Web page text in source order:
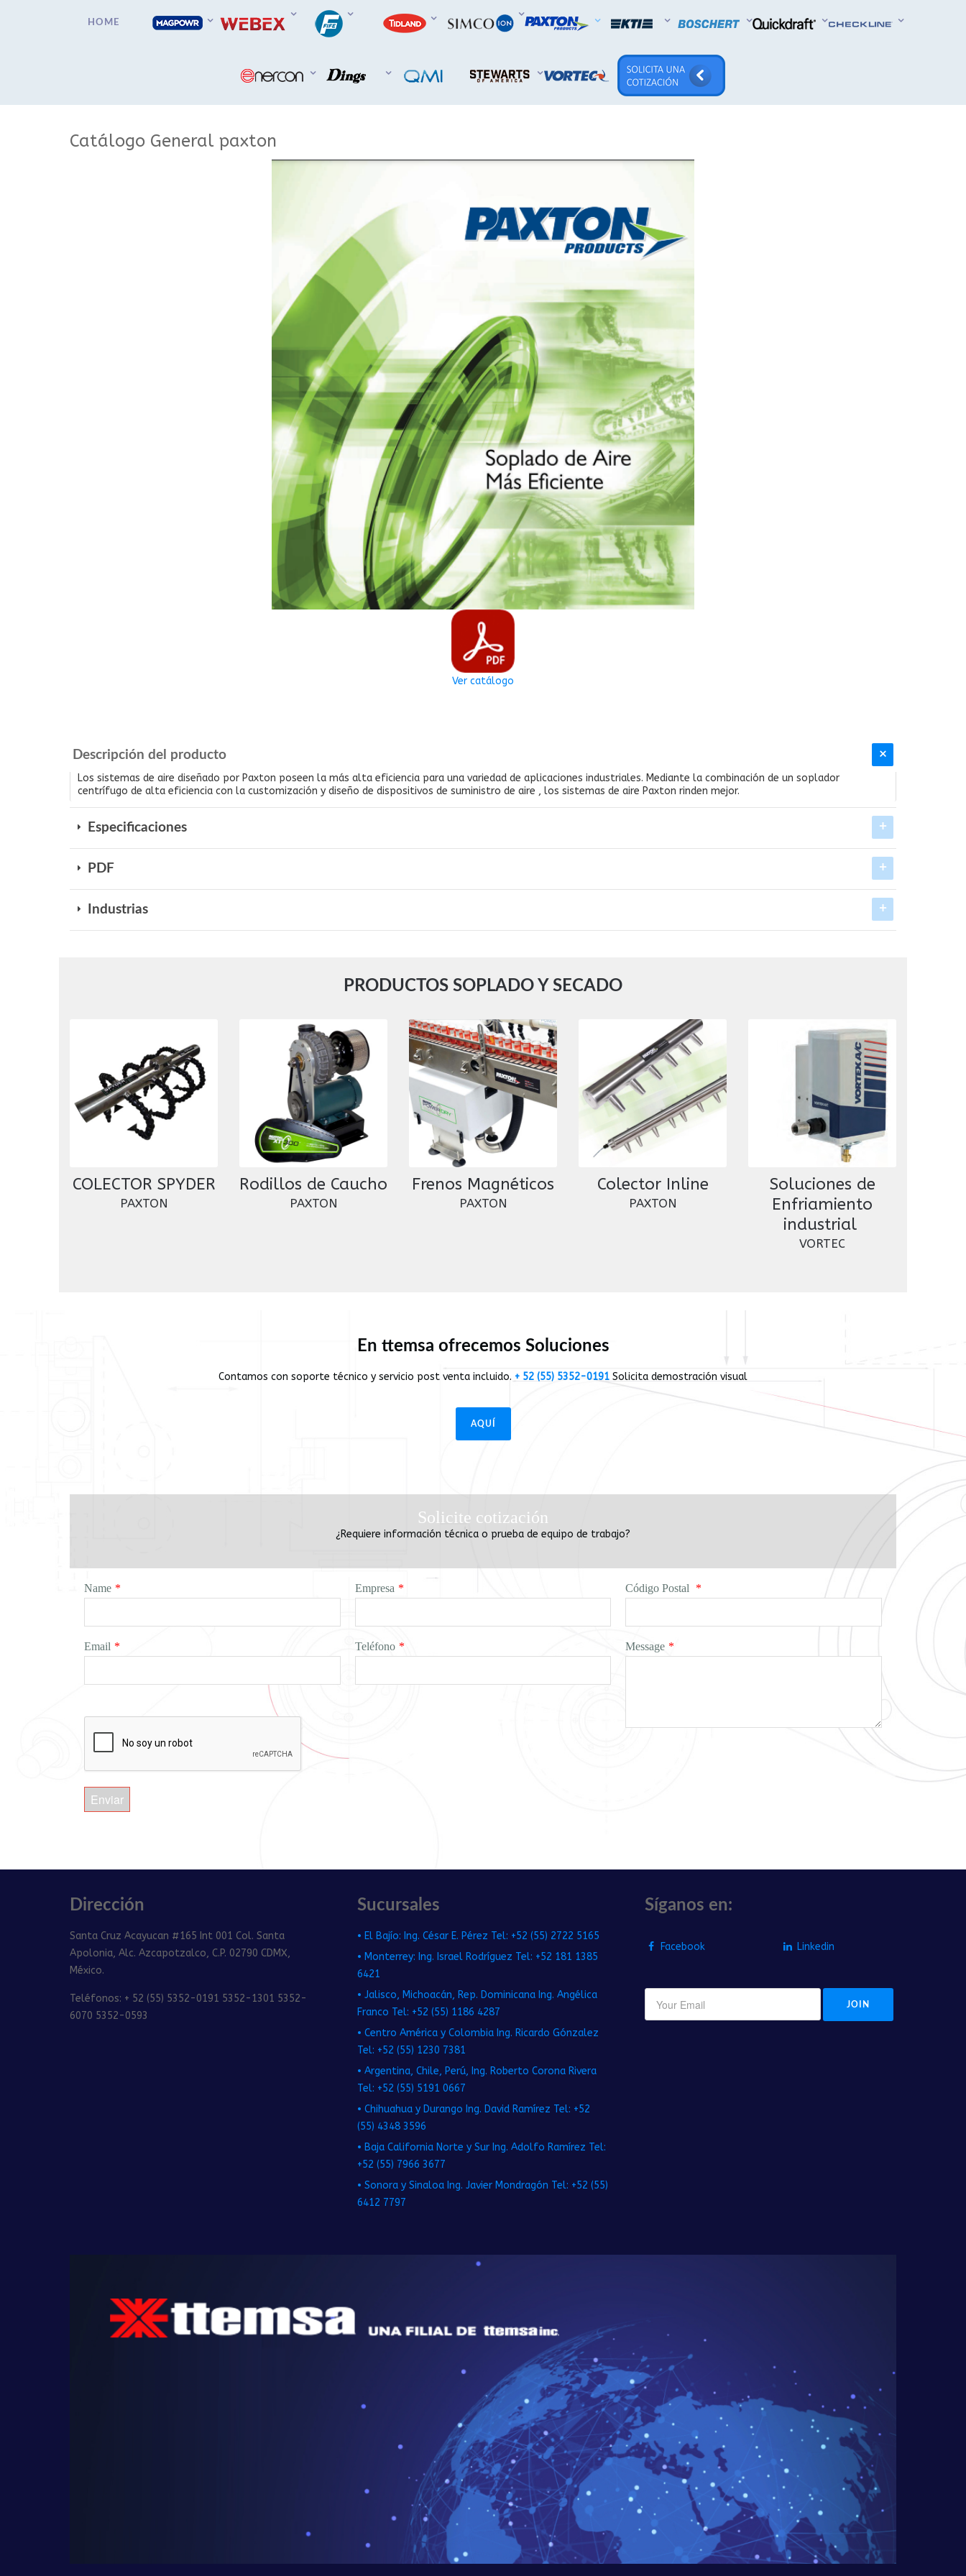
HOME
Catálogo General paxton
Ver catálogo
Descripción del producto
Los sistemas de aire diseñado por Paxton poseen la más alta eficiencia para una variedad de aplicaciones industriales. Mediante la combinación de un soplador
centrífugo de alta eficiencia con la customización y diseño de dispositivos de suministro de aire , los sistemas de aire Paxton rinden mejor.
Especificaciones
PDF
Industrias
PRODUCTOS SOPLADO Y SECADO
COLECTOR SPYDER
PAXTON
Rodillos de Caucho
PAXTON
Frenos Magnéticos
PAXTON
Colector Inline
PAXTON
Soluciones de
Enfriamiento
industrial
VORTEC
En ttemsa ofrecemos Soluciones
Contamos con soporte técnico y servicio post venta incluido. + 52 (55) 5352-0191 Solicita demostración visual
AQUÍ
Solicite cotización
¿Requiere información técnica o prueba de equipo de trabajo?
Name *
Email *
Enviar
Empresa *
Teléfono *
Código Postal *
Message *
Dirección
Santa Cruz Acayucan #165 Int 001 Col. Santa
Apolonia, Alc. Azcapotzalco, C.P. 02790 CDMX,
México.
Teléfonos: + 52 (55) 5352-0191 5352-1301 5352-
6070 5352-0593
Sucursales
• El Bajío: Ing. César E. Pérez Tel: +52 (55) 2722 5165
• Monterrey: Ing. Israel Rodríguez Tel: +52 181 1385
6421
• Jalisco, Michoacán, Rep. Dominicana Ing. Angélica
Franco Tel: +52 (55) 1186 4287
• Centro América y Colombia Ing. Ricardo Gónzalez
Tel: +52 (55) 1230 7381
• Argentina, Chile, Perú, Ing. Roberto Corona Rivera
Tel: +52 (55) 5191 0667
• Chihuahua y Durango Ing. David Ramírez Tel: +52
(55) 4348 3596
• Baja California Norte y Sur Ing. Adolfo Ramírez Tel:
+52 (55) 7966 3677
• Sonora y Sinaloa Ing. Javier Mondragón Tel: +52 (55)
6412 7797
Síganos en:
Facebook Linkedin